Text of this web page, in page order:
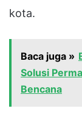
kota.
Baca juga »
Solusi
Bencana